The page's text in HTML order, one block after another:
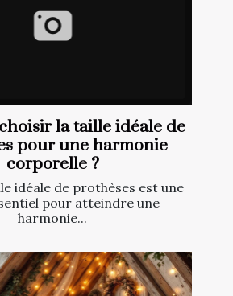
la taille idéale de
pour une harmonie
corporelle ?
idéale de prothèses est une
pour atteindre une
harmonie...